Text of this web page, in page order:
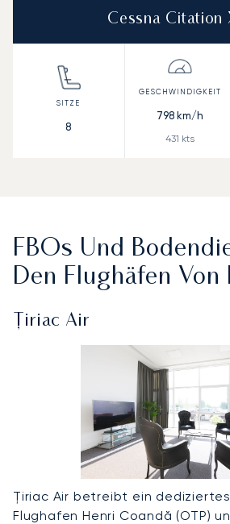
Cessna Citation
8
798 km/h
431 kts
FBOs Und
Den Flughäfen Von
Țiriac Air
Țiriac Air betreibt ein dediziertes
Flughafen Henri Coandă (OTP)